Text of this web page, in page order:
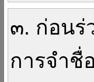
๓. ก่อนร่
การจำชื่